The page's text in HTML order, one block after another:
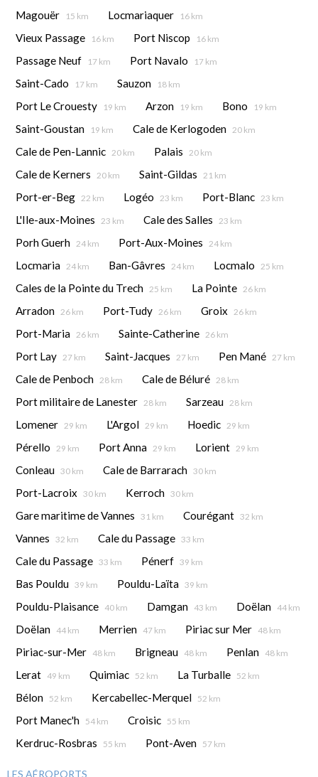
Magouër 15 km Locmariaquer 16 km
Vieux Passage 16 km Port Niscop 16 km
Passage Neuf 17 km Port Navalo 17 km
Saint-Cado 17 km Sauzon 18 km
Port Le Crouesty 19 km Arzon 19 km Bono 19 km
Saint-Goustan 19 km Cale de Kerlogoden 20 km
Cale de Pen-Lannic 20 km Palais 20 km
Cale de Kerners 20 km Saint-Gildas 21 km
Port-er-Beg 22 km Logéo 23 km Port-Blanc 23 km
L'Ile-aux-Moines 23 km Cale des Salles 23 km
Porh Guerh 24 km Port-Aux-Moines 24 km
Locmaria 24 km Ban-Gâvres 24 km Locmalo 25 km
Cales de la Pointe du Trech 25 km La Pointe 26 km
Arradon 26 km Port-Tudy 26 km Groix 26 km
Port-Maria 26 km Sainte-Catherine 26 km
Port Lay 27 km Saint-Jacques 27 km Pen Mané 27 km
Cale de Penboch 28 km Cale de Béluré 28 km
Port militaire de Lanester 28 km Sarzeau 28 km
Lomener 29 km L'Argol 29 km Hoedic 29 km
Pérello 29 km Port Anna 29 km Lorient 29 km
Conleau 30 km Cale de Barrarach 30 km
Port-Lacroix 30 km Kerroch 30 km
Gare maritime de Vannes 31 km Courégant 32 km
Vannes 32 km Cale du Passage 33 km
Cale du Passage 33 km Pénerf 39 km
Bas Pouldu 39 km Pouldu-Laïta 39 km
Pouldu-Plaisance 40 km Damgan 43 km Doëlan 44 km
Doëlan 44 km Merrien 47 km Piriac sur Mer 48 km
Piriac-sur-Mer 48 km Brigneau 48 km Penlan 48 km
Lerat 49 km Quimiac 52 km La Turballe 52 km
Bélon 52 km Kercabellec-Merquel 52 km
Port Manec'h 54 km Croisic 55 km
Kerdruc-Rosbras 55 km Pont-Aven 57 km
LES AÉROPORTS